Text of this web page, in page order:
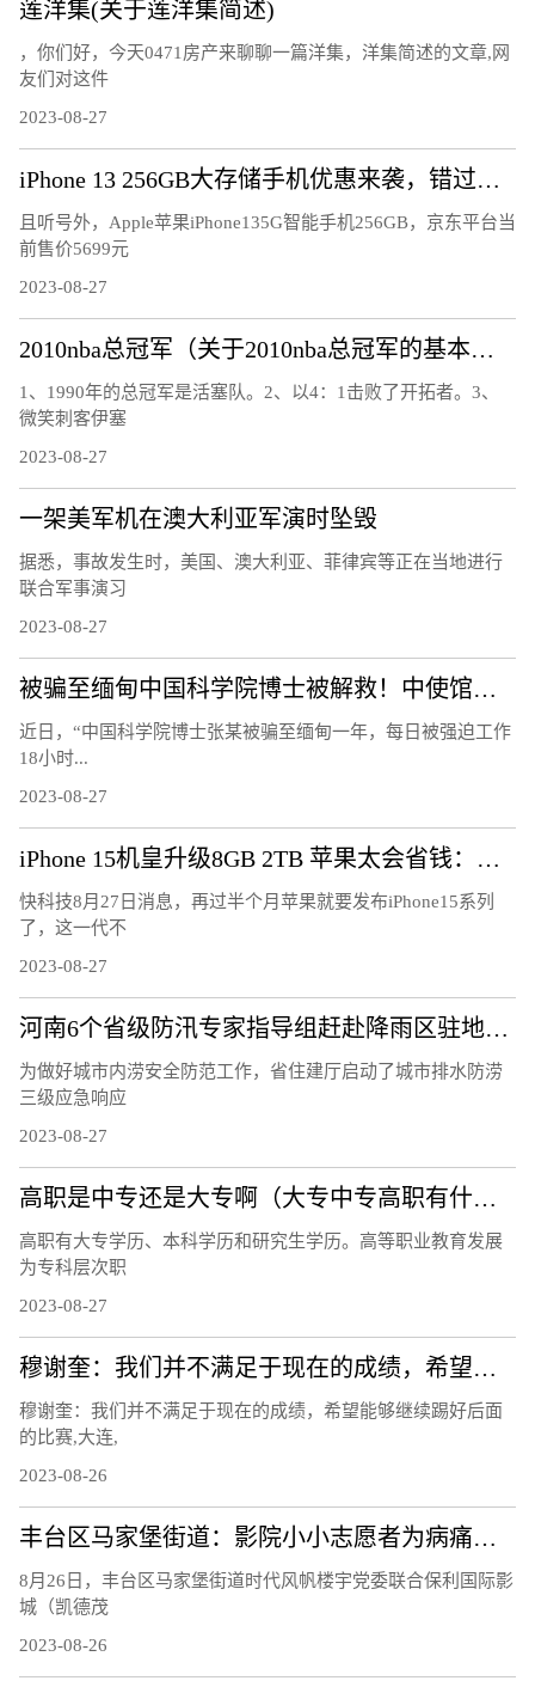
莲洋集(关于莲洋集简述)
，你们好，今天0471房产来聊聊一篇洋集，洋集简述的文章,网
友们对这件
2023-08-27
iPhone 13 256GB大存储手机优惠来袭，错过再等一年
且听号外，Apple苹果iPhone135G智能手机256GB，京东平台当
前售价5699元
2023-08-27
2010nba总冠军（关于2010nba总冠军的基本详情介绍）
1、1990年的总冠军是活塞队。2、以4：1击败了开拓者。3、
微笑刺客伊塞
2023-08-27
一架美军机在澳大利亚军演时坠毁
据悉，事故发生时，美国、澳大利亚、菲律宾等正在当地进行
联合军事演习
2023-08-27
被骗至缅甸中国科学院博士被解救！中使馆披露细节
近日，“中国科学院博士张某被骗至缅甸一年，每日被强迫工作
18小时...
2023-08-27
iPhone 15机皇升级8GB 2TB 苹果太会省钱：内存价格已跌50%
快科技8月27日消息，再过半个月苹果就要发布iPhone15系列
了，这一代不
2023-08-27
河南6个省级防汛专家指导组赶赴降雨区驻地督导
为做好城市内涝安全防范工作，省住建厅启动了城市排水防涝
三级应急响应
2023-08-27
高职是中专还是大专啊（大专中专高职有什么区别）
高职有大专学历、本科学历和研究生学历。高等职业教育发展
为专科层次职
2023-08-27
穆谢奎：我们并不满足于现在的成绩，希望能够继续踢好后面的比赛
穆谢奎：我们并不满足于现在的成绩，希望能够继续踢好后面
的比赛,大连,
2023-08-26
丰台区马家堡街道：影院小小志愿者为病痛挑战公益基金会助力
8月26日，丰台区马家堡街道时代风帆楼宇党委联合保利国际影
城（凯德茂
2023-08-26